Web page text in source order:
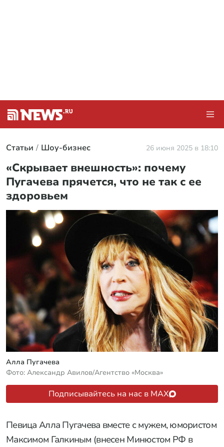
Статьи Шоу-бизнес 26 июня 2025 в 18:10
«Скрывает внешность»: почему
Пугачева прячется, что не так с ее
здоровьем
Алла Пугачева
Фото: Александр Авилов/Агентство «Москва»
Подписывайтесь на нас в MAX
Певица Алла Пугачева вместе с мужем, юмористом
Максимом Галкиным (внесен Минюстом РФ в